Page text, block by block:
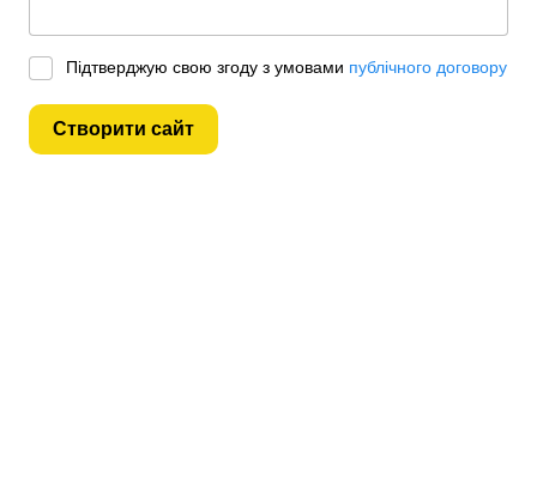
Підтверджую свою згоду з умовами публічного договору
Створити сайт